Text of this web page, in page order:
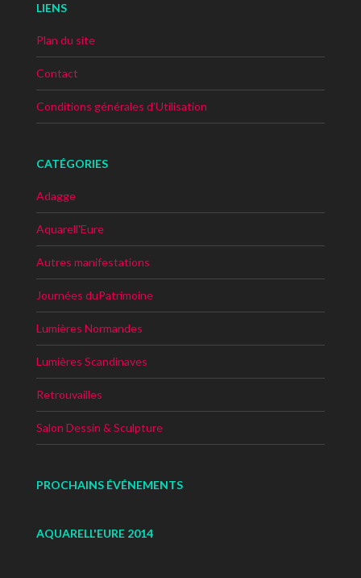
LIENS
Plan du site
Contact
Conditions générales d’Utilisation
CATÉGORIES
Adagge
Aquarell'Eure
Autres manifestations
Journées duPatrimoine
Lumières Normandes
Lumières Scandinaves
Retrouvailles
Salon Dessin & Sculpture
PROCHAINS ÉVÉNEMENTS
AQUARELL'EURE 2014